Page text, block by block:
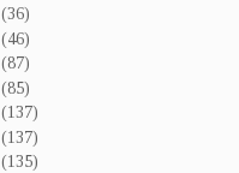
(36)
(46)
(87)
(85)
(137)
(137)
(135)